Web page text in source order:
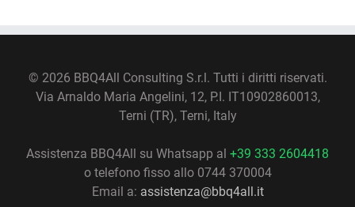
© 2026 BBQ4All Consulting S.r.l. Tutti i diritti riservati.
Via Arnaldo Maria Angelini, 12, P.I. IT10902860013,
Terni (TR), Terni, Italy
Assistenza BBQ4All su Whatsapp al +39 333 2604418
o telefono fisso allo 0744 370004
Email a: assistenza@bbq4all.it